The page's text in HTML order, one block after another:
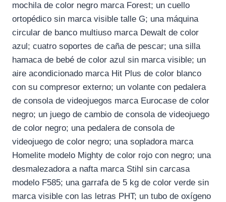
mochila de color negro marca Forest; un cuello
ortopédico sin marca visible talle G; una máquina
circular de banco multiuso marca Dewalt de color
azul; cuatro soportes de caña de pescar; una silla
hamaca de bebé de color azul sin marca visible; un
aire acondicionado marca Hit Plus de color blanco
con su compresor externo; un volante con pedalera
de consola de videojuegos marca Eurocase de color
negro; un juego de cambio de consola de videojuego
de color negro; una pedalera de consola de
videojuego de color negro; una sopladora marca
Homelite modelo Mighty de color rojo con negro; una
desmalezadora a nafta marca Stihl sin carcasa
modelo F585; una garrafa de 5 kg de color verde sin
marca visible con las letras PHT; un tubo de oxígeno